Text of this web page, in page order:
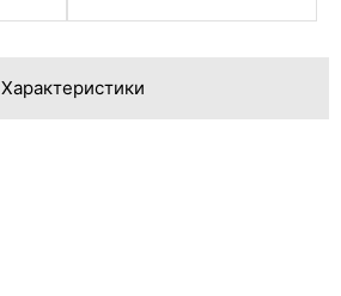
Характеристики